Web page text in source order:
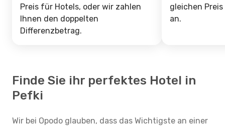
Preis für Hotels, oder wir zahlen
Ihnen den doppelten
Differenzbetrag.
gleichen
an.
Finde Sie ihr perfektes Hotel in
Pefki
Wir bei Opodo glauben, dass das Wichtigste an einer